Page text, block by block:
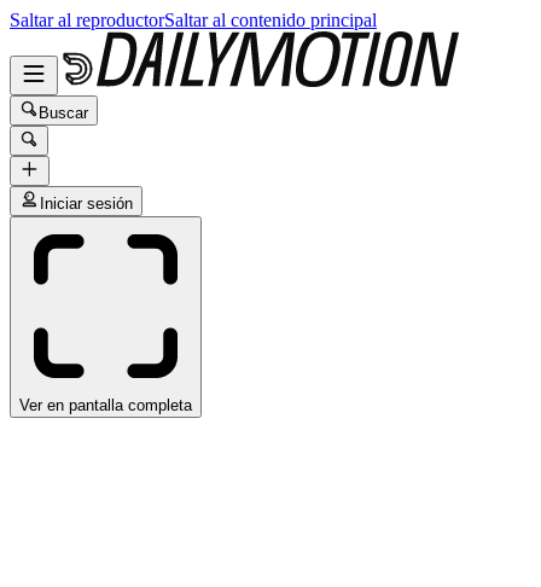
Saltar al reproductorSaltar al contenido principal
Buscar
Iniciar sesión
Ver en pantalla completa